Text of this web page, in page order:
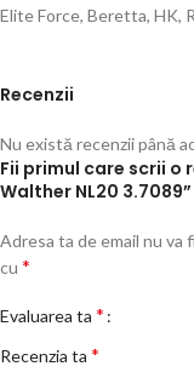
Elite Force, Beretta, HK,
Recenzii
Nu există recenzii până
Fii primul care scrii o
Walther NL20 3.7089”
Adresa ta de email nu va
cu *
Evaluarea ta *
Recenzia ta *